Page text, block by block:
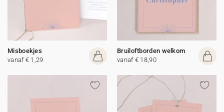
Misboekjes
vanaf € 1,29
Bruiloftborden welkom
vanaf € 18,90